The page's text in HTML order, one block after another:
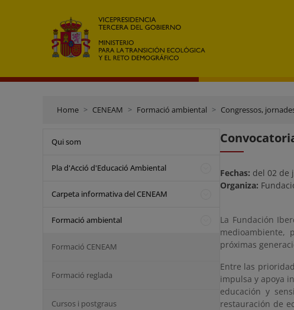
Home CENEAM Formació ambiental Congressos,
Qui som
Pla d'Acció d'Educació Ambiental
Carpeta informativa del CENEAM
Formació ambiental
Formació CENEAM
Formació reglada
Cursos i postgraus
Fechas: del 02 de
Organiza:
La Fundación
medioambiente,
próximas
Entre las
impulsa y apoya
educación y
restauración de